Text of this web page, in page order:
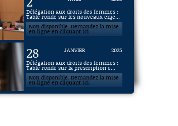
Délégation aux droits des femmes :
Table ronde sur les nouveaux enje...
Non disponible. Demandez la mise
en ligne en cliquant ici.
28 JANVIER
2025
Délégation aux droits des femmes :
Table ronde sur la prescription e...
Non disponible. Demandez la mise
en ligne en cliquant ici.